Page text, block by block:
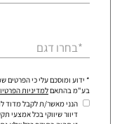
*בחרו דגם
* ידוע ומוסכם עלי כי הפרטים
בע"מ בהתאםלמדיניות
הנני מאשר/ת לקבל מדוד
דיוור שיווקי בכל אמצעי